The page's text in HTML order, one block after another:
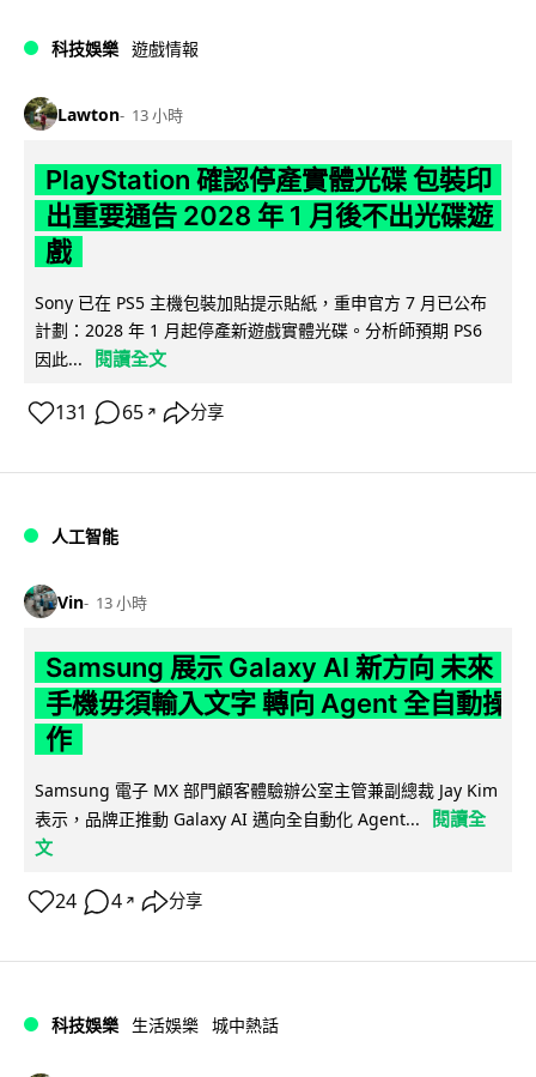
科技娛樂 遊戲情報
Lawton 13 小時
PlayStation 確認停產實體光碟 包裝印
出重要通告 2028 年 1 月後不出光碟遊
戲
Sony 已在 PS5 主機包裝加貼提示貼紙，重申官方 7 月已公布
計劃：2028 年 1 月起停產新遊戲實體光碟。分析師預期 PS6
因此...
閱讀全文
131 65 ↗ 分享
人工智能
Vin 13 小時
Samsung 展示 Galaxy AI 新方向 未來
手機毋須輸入文字 轉向 Agent 全自動操
作
Samsung 電子 MX 部門顧客體驗辦公室主管兼副總裁 Jay Kim
表示，品牌正推動 Galaxy AI 邁向全自動化 Agent...
閱讀全
文
24 4 ↗ 分享
科技娛樂 生活娛樂 城中熱話